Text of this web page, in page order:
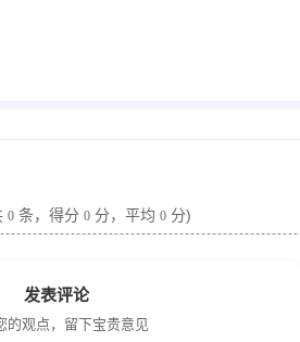
维打击了，SpaceX宣传片实战
，项目迟早改崩
0 条，得分 0 分，平均 0 分)
发表评论
的观点，留下宝贵意见